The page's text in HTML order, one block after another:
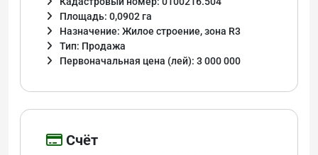
Площадь: 0,0902 га
Назначение: Жилое строение, зона R3
Тип: Продажа
Первоначальная цена (лей): 3 000 000
Cчёт